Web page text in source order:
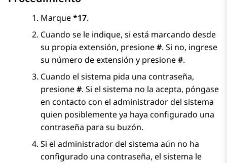
Marque*17.
Cuando se le indique, si está marcando desde
su propia extensión, presione#. Si no, ingrese
su número de extensión y presione#.
Cuando el sistema pida una contraseña,
presione#. Si el sistema no la acepta, póngase
en contacto con el administrador del sistema
quien posiblemente ya haya configurado una
contraseña para su buzón.
Si el administrador del sistema aún no ha
configurado una contraseña, el sistema le